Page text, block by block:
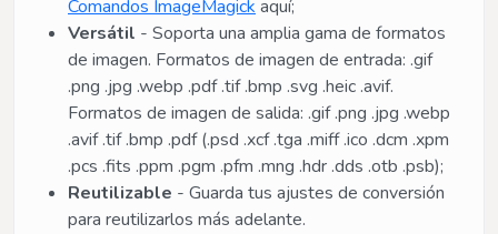
Comandos ImageMagick aquí;
Versátil - Soporta una amplia gama de formatos
de imagen. Formatos de imagen de entrada: .gif
.png .jpg .webp .pdf .tif .bmp .svg .heic .avif.
Formatos de imagen de salida: .gif .png .jpg .webp
.avif .tif .bmp .pdf (.psd .xcf .tga .miff .ico .dcm .xpm
.pcs .fits .ppm .pgm .pfm .mng .hdr .dds .otb .psb);
Reutilizable - Guarda tus ajustes de conversión
para reutilizarlos más adelante.